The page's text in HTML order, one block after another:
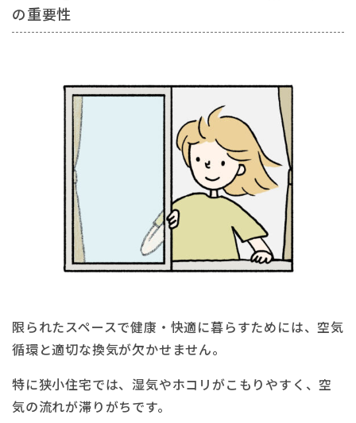
の重要性
限られたスペースで健康・快適に暮らすためには、空気
循環と適切な換気が欠かせません。
特に狭小住宅では、湿気やホコリがこもりやすく、空
気の流れが滞りがちです。